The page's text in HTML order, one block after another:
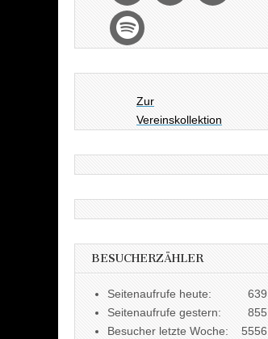
Zur
Vereinskollektion
BESUCHERZÄHLER
639
Seitenaufrufe heute:
855
Seitenaufrufe gestern:
5556
Besucher letzte Woche: